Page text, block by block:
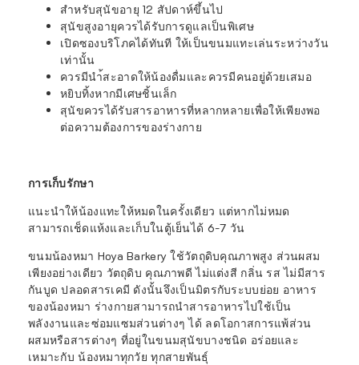
สำหรับสุนัขอายุ 12 สัปดาห์ขึ้นไป
สุนัขสูงอายุควรได้รับการดูแลเป็นพิเศษ
เปิดซองบริโภคได้ทันที ให้เป็นขนมแทะเล่นระหว่างวัน
เท่านั้น
ควรมีนำ้สะอาดให้น้องดื่มและควรมีคนอยู่ด้วยเสมอ
หยิบทิ้งหากมีเศษชิ้นเล็ก
สุนัขควรได้รับสารอาหารที่หลากหลายเพื่อให้เพียงพอ
ต่อความต้องการของร่างกาย
การเก็บรักษา
แนะนำให้น้องแทะให้หมดในครั้งเดียว แต่หากไม่หมด
สามารถเช็ดแห้งและเก็บในตู้เย็นได้ 6-7 วัน
ขนมน้องหมา Hoya Barkery ใช้วัตถุดิบคุณภาพสูง ส่วนผสม
เพียงอย่างเดียว วัตถุดิบ คุณภาพดี ไม่แต่งสี กลิ่น รส ไม่มีสาร
กันบูด ปลอดสารเคมี ดังนั้นจึงเป็นมิตรกับระบบย่อย อาหาร
ของน้องหมา ร่างกายสามารถนำสารอาหารไปใช้เป็น
พลังงานและซ่อมแซมส่วนต่างๆ ได้ ลดโอกาสการแพ้ส่วน
ผสมหรือสารต่างๆ ที่อยู่ในขนมสุนัขบางชนิด อร่อยและ
เหมาะกับ น้องหมาทุกวัย ทุกสายพันธุ์